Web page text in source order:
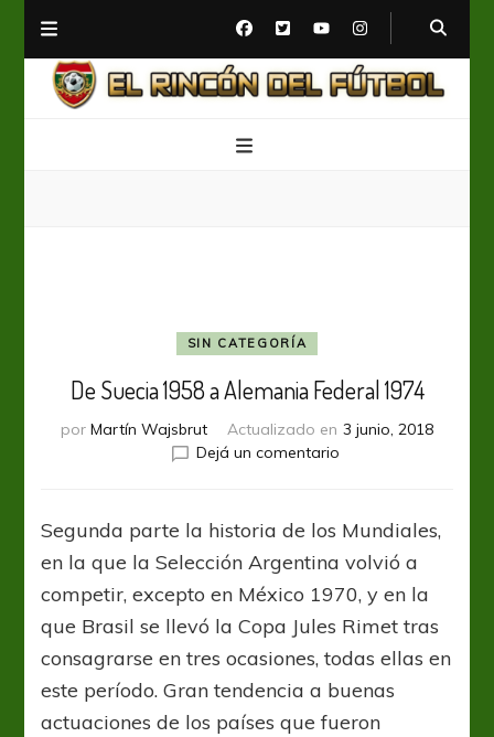
SIN CATEGORÍA
De Suecia 1958 a Alemania Federal 1974
por Martín Wajsbrut Actualizado en 3 junio, 2018
Dejá un comentarioen
1958
a
Alemania
Federal
Segunda parte la historia de los Mundiales,
en la que la Selección Argentina volvió a
competir, excepto en México 1970, y en la
que Brasil se llevó la Copa Jules Rimet tras
consagrarse en tres ocasiones, todas ellas en
este período. Gran tendencia a buenas
actuaciones de los países que fueron